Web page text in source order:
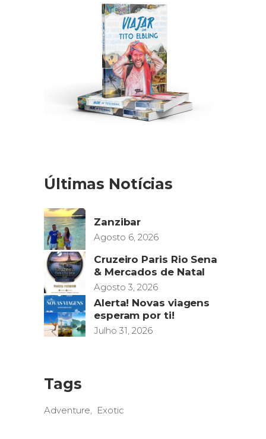
Últimas Notícias
Zanzibar
Agosto 6, 2026
Cruzeiro Paris Rio Sena
& Mercados de Natal
Agosto 3, 2026
Alerta! Novas viagens
esperam por ti!
Julho 31, 2026
Tags
Adventure Exotic